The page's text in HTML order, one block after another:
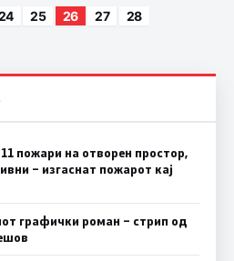
Posts
25 26 27
28
пожари на отворен простор,
– изгаснат пожарот кај
графички роман – стрип од